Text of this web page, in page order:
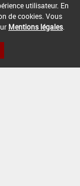
utilisateur. En
de cookies. Vous
Mentions légales